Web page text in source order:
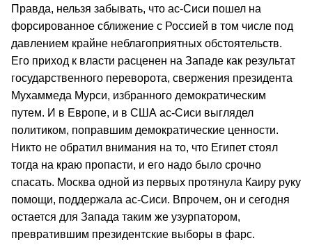
Правда, нельзя забывать, что ас-Сиси пошел на
форсированное сближение с Россией в том числе под
давлением крайне неблагоприятных обстоятельств.
Его приход к власти расценен на Западе как результат
государственного переворота, свержения президента
Мухаммеда Мурси, избранного демократическим
путем. И в Европе, и в США ас-Сиси выглядел
политиком, поправшим демократические ценности.
Никто не обратил внимания на то, что Египет стоял
тогда на краю пропасти, и его надо было срочно
спасать. Москва одной из первых протянула Каиру руку
помощи, поддержала ас-Сиси. Впрочем, он и сегодня
остается для Запада таким же узурпатором,
превратившим президентские выборы в фарс.